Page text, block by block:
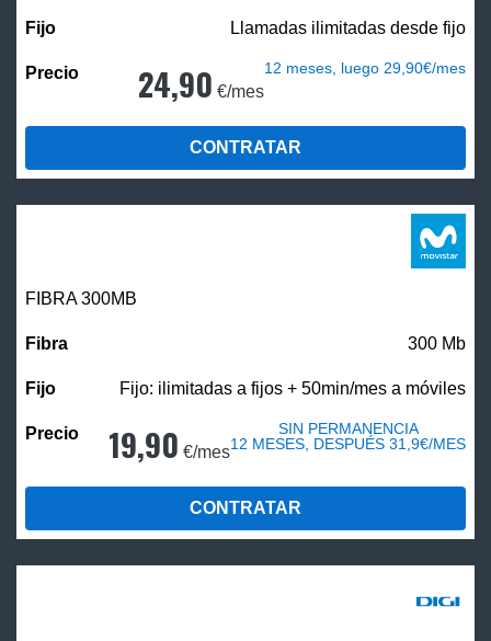
Llamadas ilimitadas desde fijo
24,90 €/mes
12 meses, luego 29,90€/mes
CONTRATAR
FIBRA 300MB
300 Mb
Fijo: ilimitadas a fijos + 50min/mes a móviles
19,90 €/mes
SIN PERMANENCIA
12 MESES, DESPUÉS 31,9€/MES
CONTRATAR